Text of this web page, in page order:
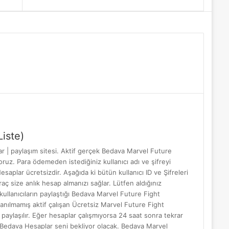
| paylaşım sitesi. Aktif gerçek Bedava Marvel Future
Para ödemeden istediğiniz kullanıcı adı ve şifreyi
ücretsizdir. Aşağıda ki bütün kullanıcı ID ve Şifreleri
anlık hesap almanızı sağlar. Lütfen aldığınız
paylaştığı Bedava Marvel Future Fight
aktif çalışan Ücretsiz Marvel Future Fight
Eğer hesaplar çalışmıyorsa 24 saat sonra tekrar
Hesaplar seni bekliyor olacak. Bedava Marvel